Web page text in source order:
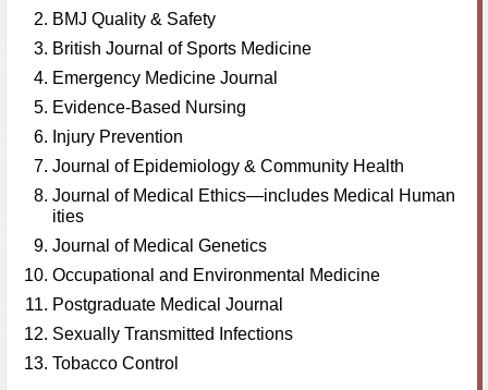
BMJ Quality & Safety
British Journal of Sports Medicine
Emergency Medicine Journal
Evidence-Based Nursing
Injury Prevention
Journal of Epidemiology & Community Health
Journal of Medical Ethics—includes Medical Human
ities
Journal of Medical Genetics
Occupational and Environmental Medicine
Postgraduate Medical Journal
Sexually Transmitted Infections
Tobacco Control